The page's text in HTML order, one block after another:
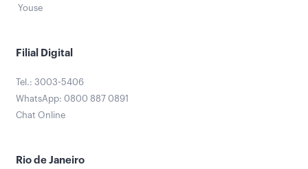
Youse
Filial Digital
Tel.: 3003-5406
WhatsApp: 0800 887 0891
Chat Online
Rio de Janeiro